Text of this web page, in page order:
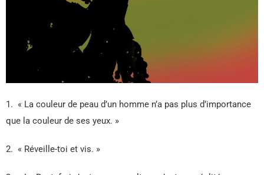
1. « La couleur de peau d’un homme n’a pas plus d’importance
que la couleur de ses yeux. »
2. « Réveille-toi et vis. »